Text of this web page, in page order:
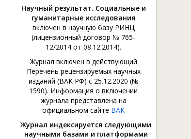
Научный результат. Социальные и
гуманитарные исследования
включен в научную базу РИНЦ
(лицензионный договор № 765-
12/2014 от 08.12.2014).
Журнал включен в действующий
Перечень рецензируемых научных
изданий (ВАК РФ) с 25.12.2020 (№
1590). Информация о включении
журнала представлена на
официальном сайте ВАК
Журнал индексируется следующими
научными базами и платформами